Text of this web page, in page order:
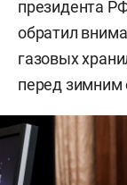
президента
обратил
газовых
перед зимним